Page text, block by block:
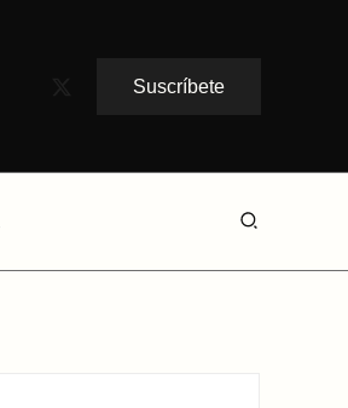
Suscríbete
Buscar